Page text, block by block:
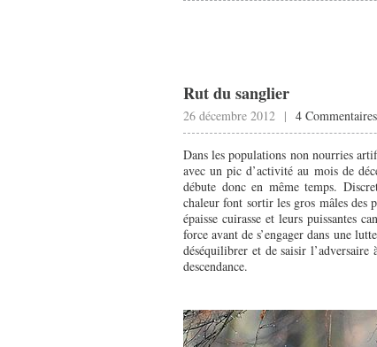
Rut du sanglier
26 décembre 2012 | 4 Commentaires
Dans les populations non nourries
avec un pic d’activité au mois de
débute donc en même temps.
chaleur font sortir les gros mâles des
épaisse cuirasse et leurs puissantes
force avant de s’engager dans une
déséquilibrer et de saisir
descendance.